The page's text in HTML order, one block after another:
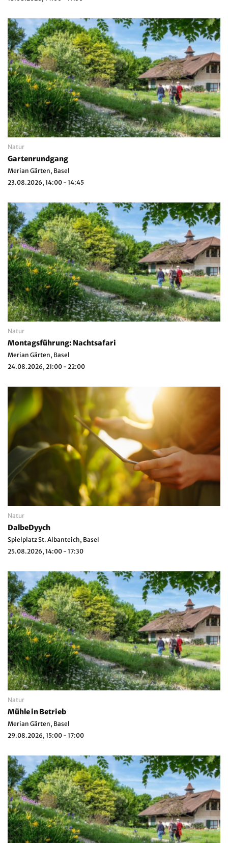
Natur
Gartenrundgang
Merian Gärten, Basel
23.08.2026, 14:00 - 14:45
Natur
Montagsführung: Nachtsafari
Merian Gärten, Basel
24.08.2026, 21:00 - 22:00
Natur
DalbeDyych
Spielplatz St. Albanteich, Basel
25.08.2026, 14:00 - 17:30
Natur
Mühle in Betrieb
Merian Gärten, Basel
29.08.2026, 15:00 - 17:00